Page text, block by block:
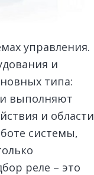
управления.
и
типа:
выполняют
и области
системы,
реле – это